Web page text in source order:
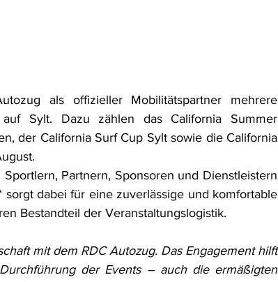
als offizieller Mobilitätspartner mehrere
auf Sylt. Dazu zählen das California Summer
der California Surf Cup Sylt sowie die California
Partnern, Sponsoren und Dienstleistern
dabei für eine zuverlässige und komfortable
Bestandteil der Veranstaltungslogistik.
mit dem RDC Autozug. Das Engagement hilft
der Events – auch die ermäßigten